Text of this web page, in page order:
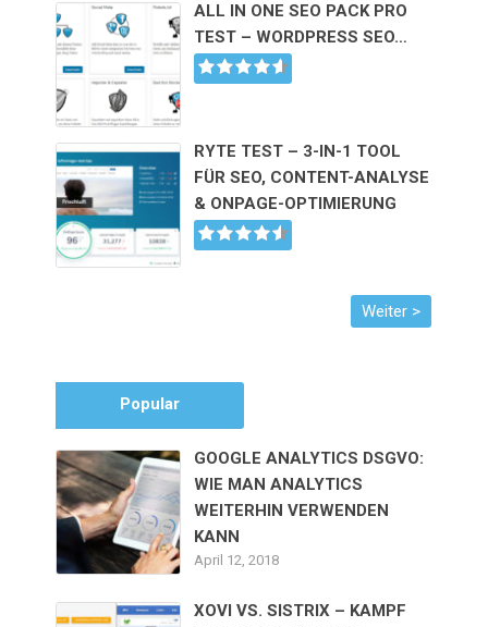
ALL IN ONE SEO PACK PRO
TEST – WORDPRESS SEO…
RYTE TEST – 3-IN-1 TOOL
FÜR SEO, CONTENT-ANALYSE
& ONPAGE-OPTIMIERUNG
Popular
GOOGLE ANALYTICS DSGVO:
WIE MAN ANALYTICS
WEITERHIN VERWENDEN
KANN
April 12, 2018
XOVI VS. SISTRIX – KAMPF